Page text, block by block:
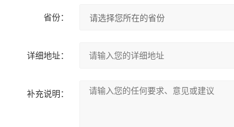
省份：
详细地址：
补充说明：